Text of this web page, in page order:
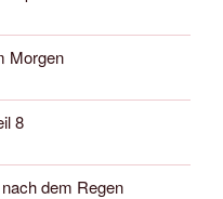
Morgen
8
dem Regen